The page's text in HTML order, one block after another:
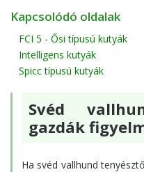
Kapcsolódó oldalak
FCI 5 - Ősi típusú kutyák
Intelligens kutyák
Spicc típusú kutyák
Svéd
gazdák
Ha svéd vallhund